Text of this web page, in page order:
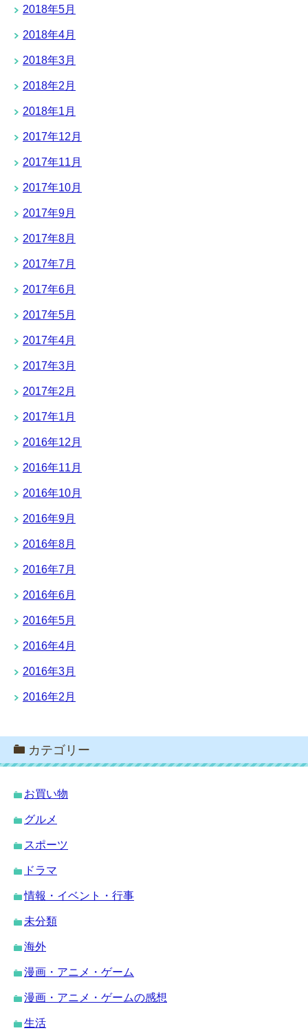
2018年5月
2018年4月
2018年3月
2018年2月
2018年1月
2017年12月
2017年11月
2017年10月
2017年9月
2017年8月
2017年7月
2017年6月
2017年5月
2017年4月
2017年3月
2017年2月
2017年1月
2016年12月
2016年11月
2016年10月
2016年9月
2016年8月
2016年7月
2016年6月
2016年5月
2016年4月
2016年3月
2016年2月
カテゴリー
お買い物
グルメ
スポーツ
ドラマ
情報・イベント・行事
未分類
海外
漫画・アニメ・ゲーム
漫画・アニメ・ゲームの感想
生活